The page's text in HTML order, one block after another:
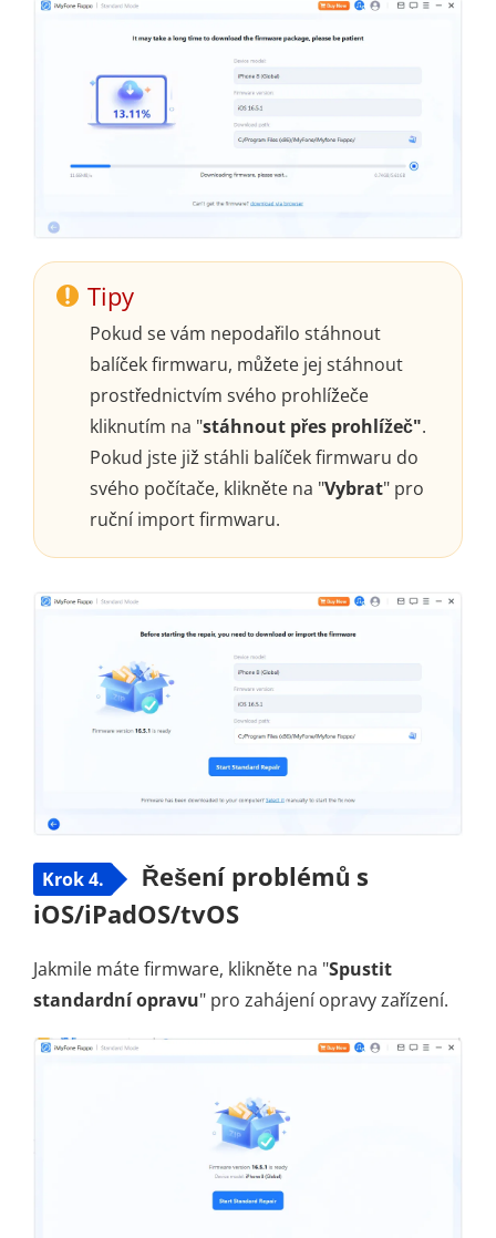
Tipy
Pokud se vám nepodařilo stáhnout
balíček firmwaru, můžete jej stáhnout
prostřednictvím svého prohlížeče
kliknutím na "stáhnout přes prohlížeč".
Pokud jste již stáhli balíček firmwaru do
svého počítače, klikněte na "Vybrat" pro
ruční import firmwaru.
Krok 4.
Řešení problémů s
iOS/iPadOS/tvOS
Jakmile máte firmware, klikněte na "Spustit
standardní opravu" pro zahájení opravy zařízení.